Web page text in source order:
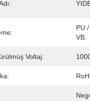
PU /
VB.
Voltaj: